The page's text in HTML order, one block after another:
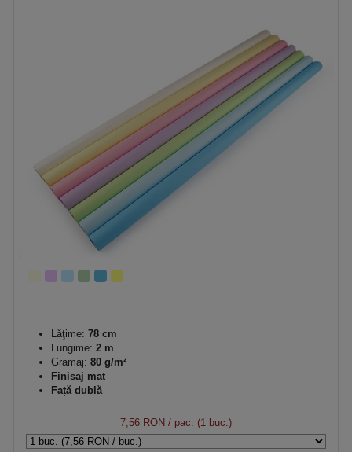
Lăţime: 78 cm
Lungime: 2 m
Gramaj: 80 g/m²
Finisaj mat
Față dublă
7,56 RON / pac. (1 buc.)